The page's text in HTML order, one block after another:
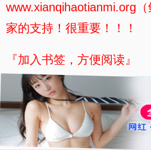
www.xianqihaotianmi.org
家的支持！很重要！！！
『加入书签，方便阅读』